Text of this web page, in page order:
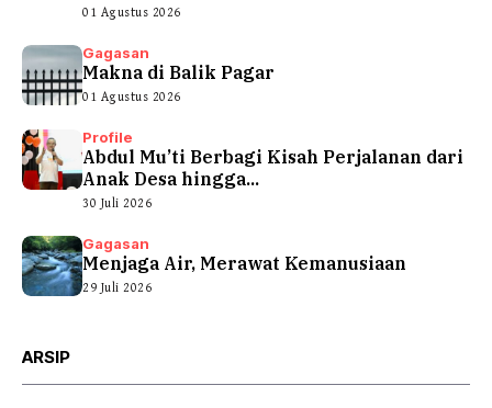
01 Agustus 2026
Gagasan
Makna di Balik Pagar
01 Agustus 2026
Profile
Abdul Mu’ti Berbagi Kisah Perjalanan dari
Anak Desa hingga...
30 Juli 2026
Gagasan
Menjaga Air, Merawat Kemanusiaan
29 Juli 2026
ARSIP